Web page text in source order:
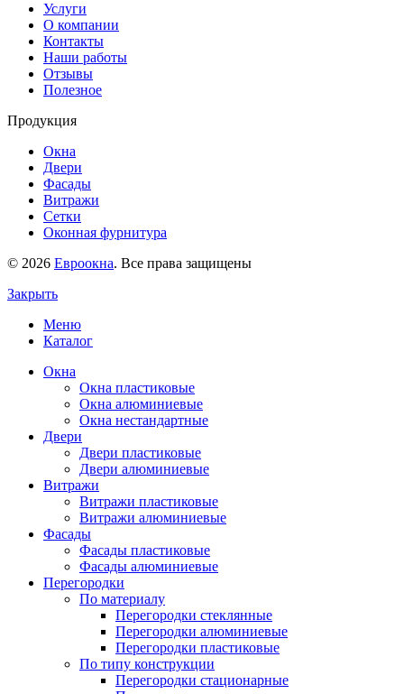
Услуги
О компании
Контакты
Наши работы
Отзывы
Полезное
Продукция
Окна
Двери
Фасады
Витражи
Сетки
Оконная фурнитура
© 2026 Евроокна. Все права защищены
Закрыть
Меню
Каталог
Окна
Окна пластиковые
Окна алюминиевые
Окна нестандартные
Двери
Двери пластиковые
Двери алюминиевые
Витражи
Витражи пластиковые
Витражи алюминиевые
Фасады
Фасады пластиковые
Фасады алюминиевые
Перегородки
По материалу
Перегородки стеклянные
Перегородки алюминиевые
Перегородки пластиковые
По типу конструкции
Перегородки стационарные